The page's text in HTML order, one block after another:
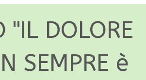
"IL DOLORE
SEMPRE è